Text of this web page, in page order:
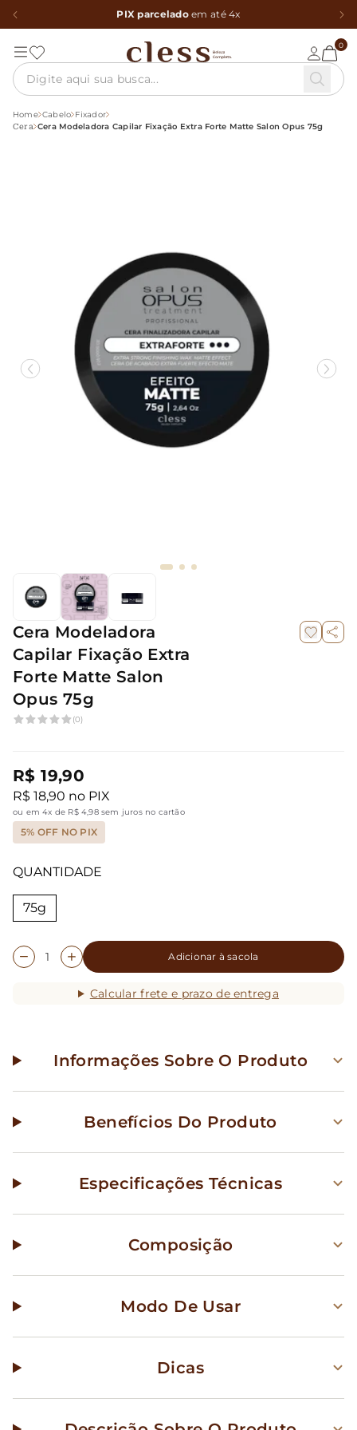
PIX parceladoem até 4x
0
Home Cabelo Fixador
Cera Cera Modeladora Capilar Fixação Extra Forte Matte Salon Opus 75g
Cera Modeladora
Capilar Fixação Extra
Forte Matte Salon
Opus 75g
(0)
R$ 19,90
R$ 18,90 no PIX
ou em 4x de R$ 4,98 sem juros no cartão
5% OFF NO PIX
QUANTIDADE
75g
Adicionar à sacola
Calcular frete e prazo de entrega
Informações Sobre O Produto
Benefícios Do Produto
Especificações Técnicas
Composição
Modo De Usar
Dicas